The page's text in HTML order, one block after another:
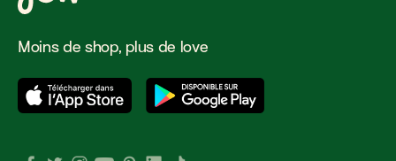
Moins de shop, plus de love